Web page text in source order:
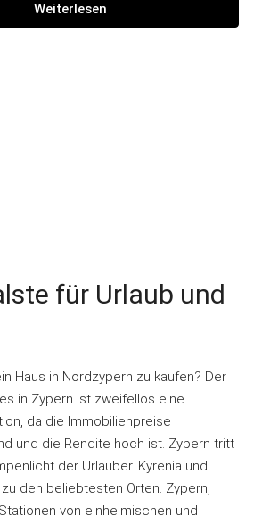
Weiterlesen
für Urlaub und
Haus in Nordzypern zu kaufen? Der
in Zypern ist zweifellos eine
da die Immobilienpreise
und die Rendite hoch ist. Zypern tritt
der Urlauber. Kyrenia und
den beliebtesten Orten. Zypern,
von einheimischen und